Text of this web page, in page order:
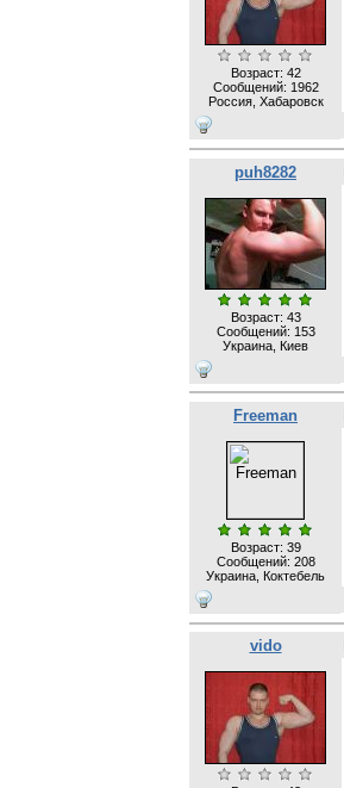
Возраст: 42
Сообщений: 1962
Россия, Хабаровск
puh8282
Возраст: 43
Сообщений: 153
Украина, Киев
Freeman
Возраст: 39
Сообщений: 208
Украина, Коктебель
vido